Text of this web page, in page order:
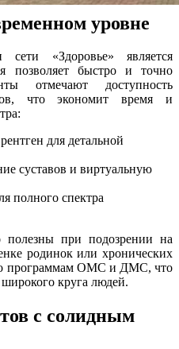
уровне
«Здоровье» является
позволяет быстро и точно
отмечают доступность
что экономит время и
для детальной
суставов и виртуальную
полного спектра
полезны при подозрении на
родинок или хронических
программам ОМС и ДМС, что
круга людей.
с солидным